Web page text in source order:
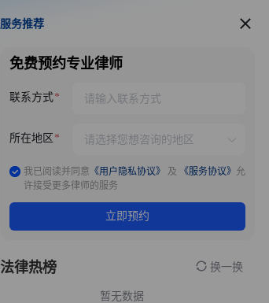
服务推荐
服务推荐
免费预约专业律师
联系方式
所在地区
我已阅读并同意 《用户隐私协议》 及 《服务协议》 允
许接受更多律师的服务
立即预约
法律热榜 换一换
暂无数据